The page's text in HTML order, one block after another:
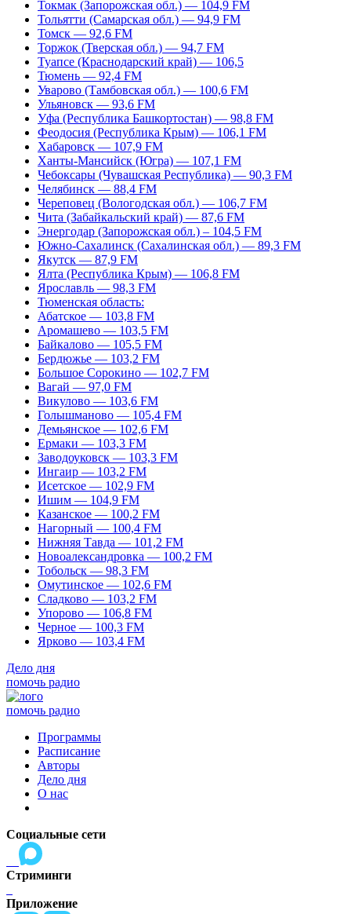
Токмак (Запорожская обл.) — 104,9 FM
Тольятти (Самарская обл.) — 94,9 FM
Томск — 92,6 FM
Торжок (Тверская обл.) — 94,7 FM
Туапсе (Краснодарский край) — 106,5
Тюмень — 92,4 FM
Уварово (Тамбовская обл.) — 100,6 FM
Ульяновск — 93,6 FM
Уфа (Республика Башкортостан) — 98,8 FM
Феодосия (Республика Крым) — 106,1 FM
Хабаровск — 107,9 FM
Ханты-Мансийск (Югра) — 107,1 FM
Чебоксары (Чувашская Республика) — 90,3 FM
Челябинск — 88,4 FM
Череповец (Вологодская обл.) — 106,7 FM
Чита (Забайкальский край) — 87,6 FM
Энергодар (Запорожская обл.) – 104,5 FM
Южно-Сахалинск (Сахалинская обл.) — 89,3 FM
Якутск — 87,9 FM
Ялта (Республика Крым) — 106,8 FM
Ярославль — 98,3 FM
Тюменская область:
Абатское — 103,8 FM
Аромашево — 103,5 FM
Байкалово — 105,5 FM
Бердюжье — 103,2 FM
Большое Сорокино — 102,7 FM
Вагай — 97,0 FM
Викулово — 103,6 FM
Голышманово — 105,4 FM
Демьянское — 102,6 FM
Ермаки — 103,3 FM
Заводоуковск — 103,3 FM
Ингаир — 103,2 FM
Исетское — 102,9 FM
Ишим — 104,9 FM
Казанское — 100,2 FM
Нагорный — 100,4 FM
Нижняя Тавда — 101,2 FM
Новоалександровка — 100,2 FM
Тобольск — 98,3 FM
Омутинское — 102,6 FM
Сладково — 103,2 FM
Упорово — 106,8 FM
Черное — 100,3 FM
Ярково — 103,4 FM
Дело дня
помочь радио
помочь радио
Программы
Расписание
Авторы
Дело дня
О нас
Социальные сети
Стриминги
Приложение